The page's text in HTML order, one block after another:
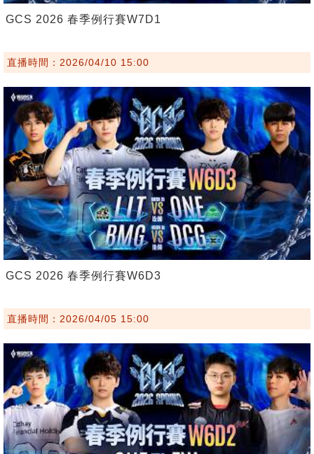
GCS 2026 春季例行賽W7D1
直播時間：2026/04/10 15:00
GCS 2026 春季例行賽W6D3
直播時間：2026/04/05 15:00